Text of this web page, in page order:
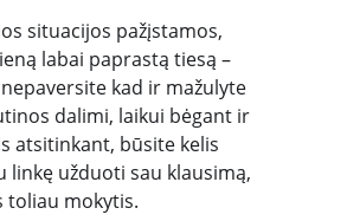
situacijos pažįstamos,
labai paprastą tiesą –
kad ir mažulyte
dalimi, laikui bėgant ir
atsitinkant, būsite kelis
linkę užduoti sau klausimą,
toliau mokytis.